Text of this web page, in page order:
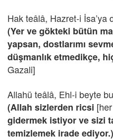
Hak teâlâ, Hazret-i İsa’ya
(Yer ve gökteki bütün
yapsan, dostlarımı
düşmanlık etmedikçe,
Gazali]
Allahü teâlâ, Ehl-i beyte
(Allah sizlerden ricsi
gidermek istiyor ve sizi
temizlemek irade ediyor.)